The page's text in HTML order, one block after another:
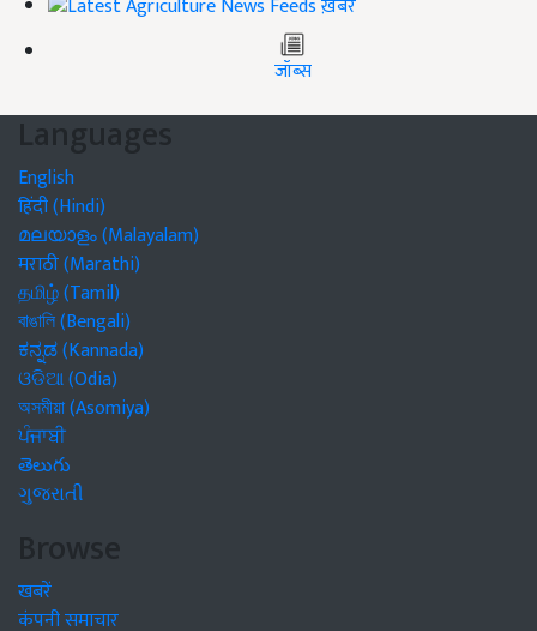
जॉब्स
Languages
English
हिंदी (Hindi)
മലയാളം (Malayalam)
मराठी (Marathi)
தமிழ் (Tamil)
বাঙালি (Bengali)
ಕನ್ನಡ (Kannada)
ଓଡିଆ (Odia)
অসমীয়া (Asomiya)
ਪੰਜਾਬੀ
తెలుగు
ગુજરાતી
Browse
खबरें
कंपनी समाचार